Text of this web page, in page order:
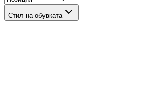
Стил на обувката